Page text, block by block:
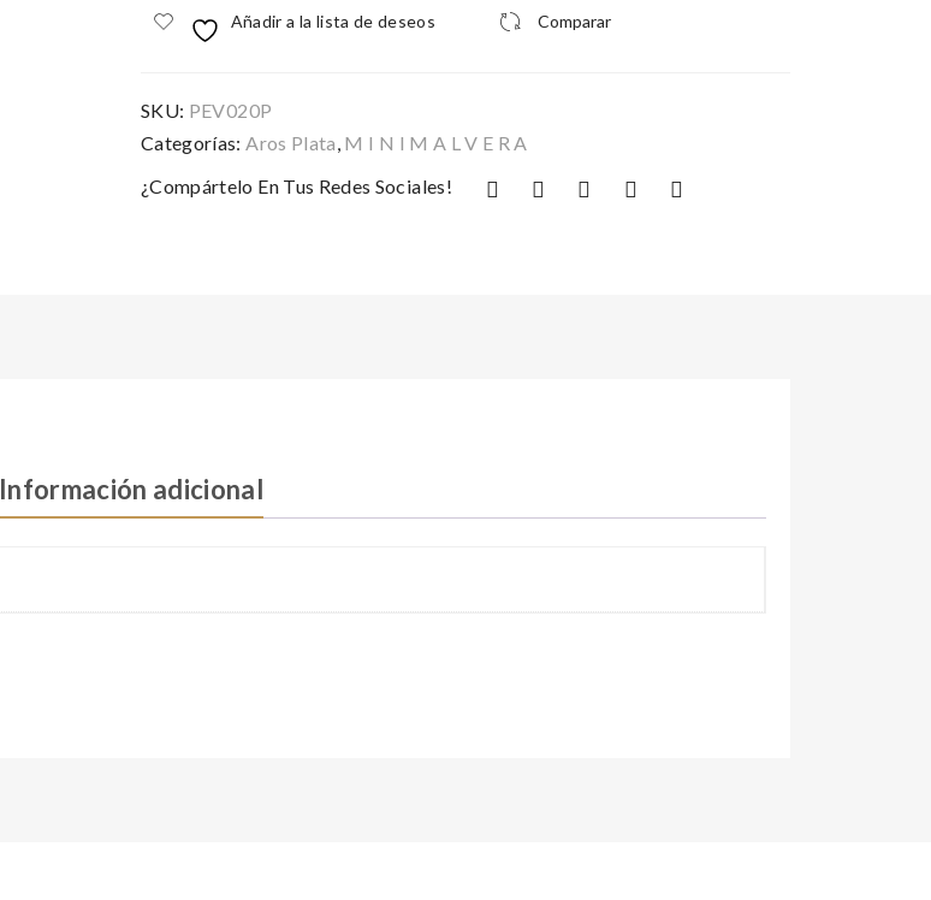
Añadir a la lista de deseos Comparar
SKU: PEV020P
Categorías:Aros Plata, M I N I M A L V E R A
¿Compártelo En Tus Redes Sociales!
Información adicional